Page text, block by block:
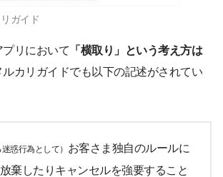
ガイド
リにおいて 「横取り」という考え方は
ルカリガイドでも以下の記述がされてい
惑行為として） お客さま独自のルールに
棄したりキャンセルを強要すること